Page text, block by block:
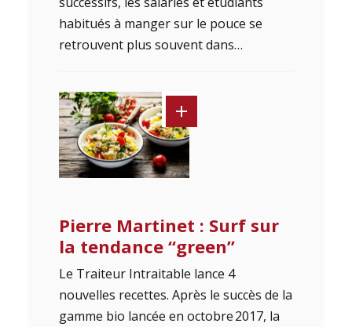
habitués à manger sur le pouce se
retrouvent plus souvent dans…
Pierre Martinet : Surf sur
la tendance “green”
Le Traiteur Intraitable lance 4
nouvelles recettes. Après le succès de la
gamme bio lancée en octobre 2017, la